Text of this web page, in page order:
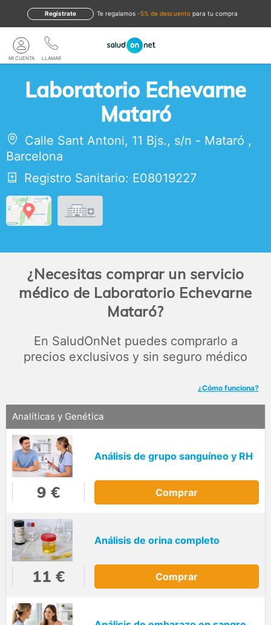
te regalamos -5% de descuento para tu compra
Regístrate
LLAMAR
MI CUENTA
Laboratorio Echevarne
Mataró
Calle Sant Antoni, 11 Bjs., s/n - Mataró ,
Barcelona
Registro Sanitario: E08019227
¿Necesitas comprar un servicio
médico de Laboratorio Echevarne
Mataró?
En SaludOnNet puedes comprarlo a
precios exclusivos y sin seguro médico
¿Cómo funciona?
Analíticas y Genética
Análisis de grupo sanguíneo y RH
9 € Comprar
Análisis de orina completo
11 € Comprar